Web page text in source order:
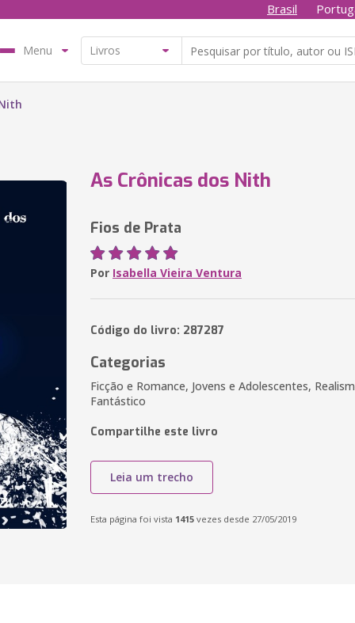
Brasil
Menu
As Crônicas dos Nith
Fios de Prata
Por Isabella Vieira Ventura
Código do livro: 287287
Categorias
Ficção e Romance, Jovens e Adolescentes,
Fantástico
Compartilhe este livro
Leia um trecho
Esta página foi vista 1415 vezes desde 27/05/2019